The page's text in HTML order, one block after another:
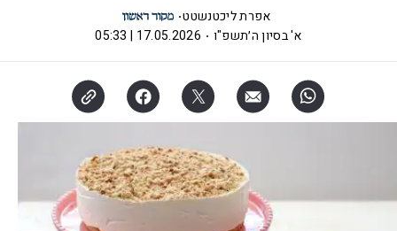
אפרת ליכטנשטט
א' בסיון ה׳תשפ"ו
17.05.2026 | 05:33